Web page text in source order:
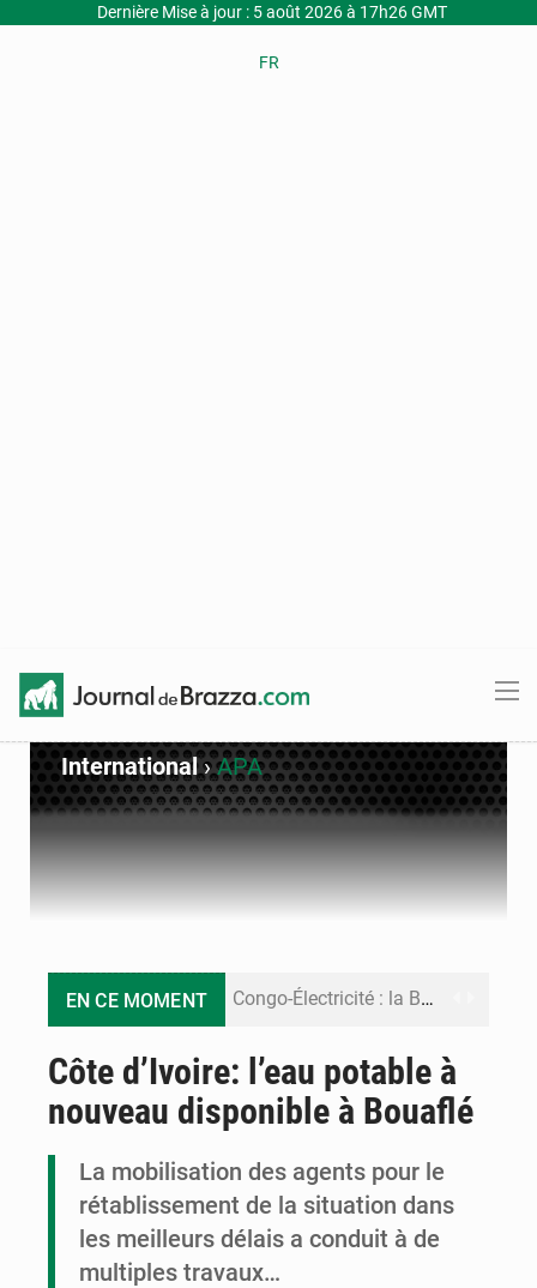
Dernière Mise à jour : 5 août 2026 à 17h26 GMT
FR
International›APA
EN CE MOMENT Congo-Électricité : la BAD renforce son appui pour accélérer les investissements
Assassinat de l’entrepreneur sportif Vally Amisi : le principal suspect arrêté à Brazzaville
Compétitions africaines : la CAF ferme la porte à l’AC Léopards et à l’AS Otohô
Congo : l’UDSN célèbre 393 nouveaux diplômés et mise sur l’excellence académique
Côte d’Ivoire: l’eau potable à
nouveau disponible à Bouaflé
La mobilisation des agents pour le
rétablissement de la situation dans
les meilleurs délais a conduit à de
multiples travaux…